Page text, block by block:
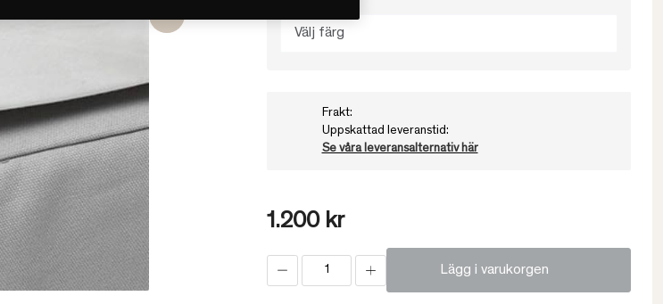
Välj färg
Frakt:
Uppskattad leveranstid:
Se våra leveransalternativ här
1.200 kr
Lägg i varukorgen